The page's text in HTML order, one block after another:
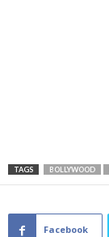
TAGS BOLLYWOOD
Facebook